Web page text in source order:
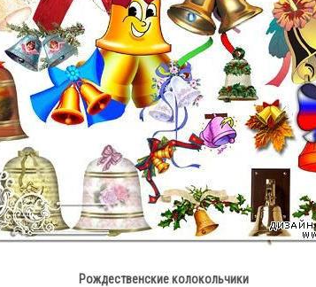
Рождественские колокольчики